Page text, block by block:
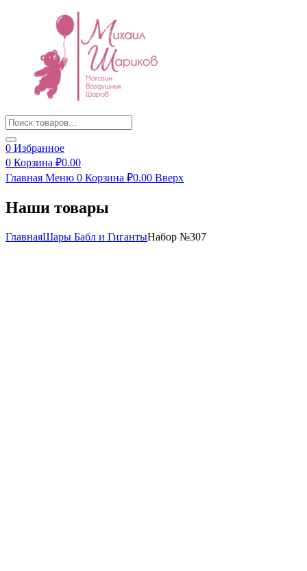
Products
search
0 Избранное
0 Корзина ₽0.00
Главная Меню 0 Корзина ₽0.00 Вверх
Наши товары
ГлавнаяШары Бабл и ГигантыНабор №307